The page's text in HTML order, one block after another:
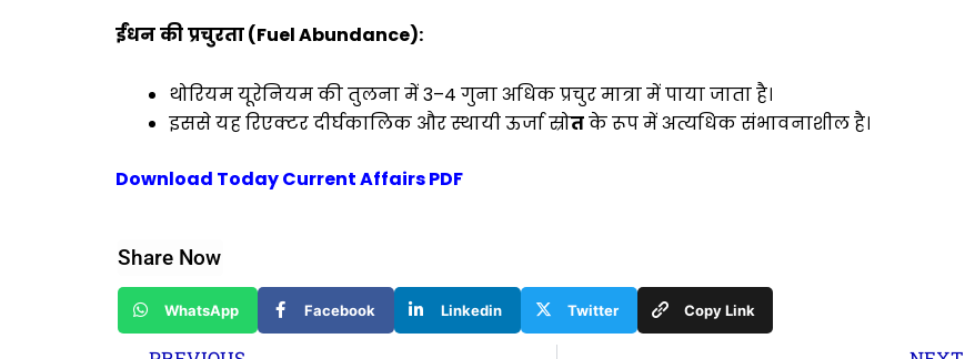
ईंधनकीप्रचुरता(Fuel Abundance):
थोरियम यूरेनियम की तुलना में 3–4 गुना अधिक प्रचुर मात्रा में पाया जाता है।
इससे यह रिएक्टर दीर्घकालिक और स्थायी ऊर्जा स्रोतके रूप में अत्यधिक संभावनाशील है।
Download Today Current Affairs PDF
Share Now
WhatsApp Facebook Linkedin Twitter Copy Link